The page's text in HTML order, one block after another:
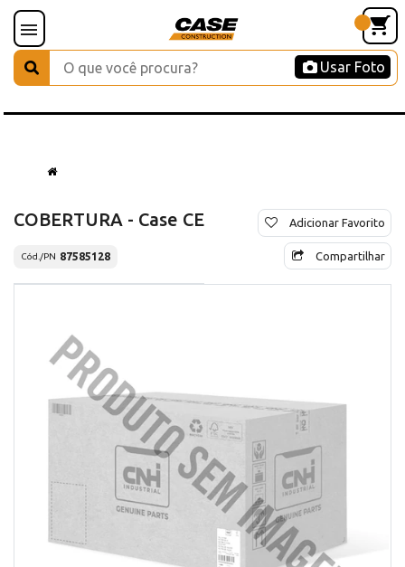
Usar Foto
COBERTURA - Case CE
Cód./PN 87585128
Adicionar Favorito
Compartilhar